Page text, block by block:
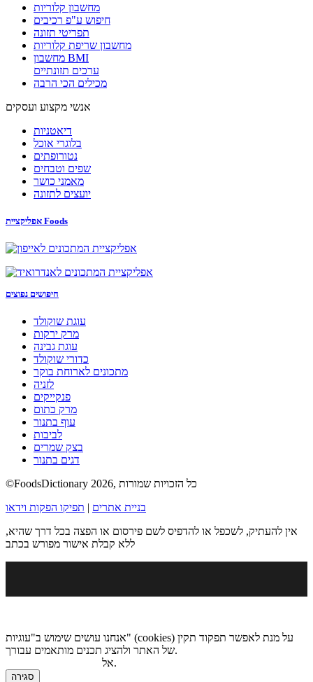
מחשבון קלוריות
חיפוש ע"פ רכיבים
תפריטי תזונה
מחשבון שריפת קלוריות
מחשבון BMI
ערכים תזונתיים
מכילים הכי הרבה
אנשי מקצוע ועסקים
דיאטניות
בלוגרי אוכל
נטורופתים
שפים וטבחים
מאמני כושר
יועצים לתזונה
אפליקציית Foods
חיפושים נפוצים
עוגת שוקולד
מרק ירקות
עוגת גבינה
כדורי שוקולד
מתכונים לארוחת בוקר
לזניה
פנקייקים
מרק כתום
עוף בתנור
לביבות
בצק שמרים
דגים בתנור
©FoodsDictionary 2026, כל הזכויות שמורות
בניית אתרים | תפיקו הפקות וידאו
אין להעתיק, לשכפל או להדפיס לשם פירסום או הפצה בכל דרך שהיא,
ללא קבלת אישור מפורש בכתב
אנחנו עושים שימוש ב"עוגיות" (cookies) על מנת לאפשר תפקוד תקין
של האתר ולהציג תכנים מותאמים עבורך.
אל.
סגירה